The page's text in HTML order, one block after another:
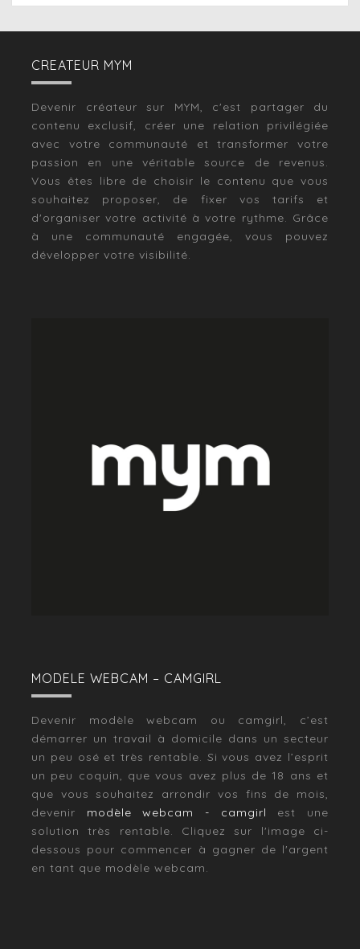
CREATEUR MYM
Devenir créateur sur MYM, c'est partager du
contenu exclusif, créer une relation privilégiée
avec votre communauté et transformer votre
passion en une véritable source de revenus.
Vous êtes libre de choisir le contenu que vous
souhaitez proposer, de fixer vos tarifs et
d'organiser votre activité à votre rythme. Grâce
à une communauté engagée, vous pouvez
développer votre visibilité.
MODELE WEBCAM – CAMGIRL
Devenir modèle webcam ou camgirl, c’est
démarrer un travail à domicile dans un secteur
un peu osé et très rentable. Si vous avez l’esprit
un peu coquin, que vous avez plus de 18 ans et
que vous souhaitez arrondir vos fins de mois,
devenir modèle webcam - camgirl est une
solution très rentable. Cliquez sur l'image ci-
dessous pour commencer à gagner de l'argent
en tant que modèle webcam.